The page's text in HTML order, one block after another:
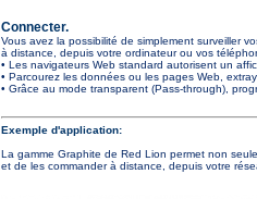
Connecter.
Vous avez la possibilité de simplement surveiller
à distance, depuis votre ordinateur ou vos
• Les navigateurs Web standard autorisent un
• Parcourez les données ou les pages Web,
• Grâce au mode transparent (Pass-through),
Exemple d'application:
La gamme Graphite de Red Lion permet non
et de les commander à distance, depuis votre